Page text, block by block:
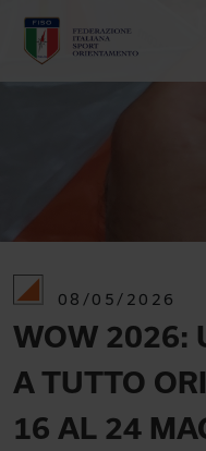
08/05/2026
WOW 2026:
A TUTTO
16 AL 24